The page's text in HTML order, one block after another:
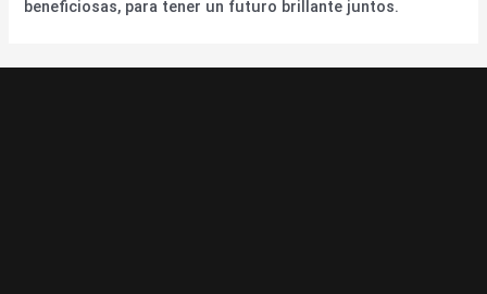
beneficiosas, para tener un futuro brillante juntos.